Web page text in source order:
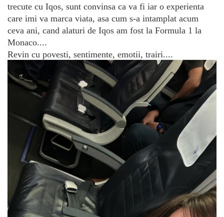
trecute cu Iqos, sunt convinsa ca va fi iar o experienta
care imi va marca viata, asa cum s-a intamplat acum
ceva ani, cand alaturi de Iqos am fost la Formula 1 la
Monaco....
Revin cu povesti, sentimente, emotii, trairi....